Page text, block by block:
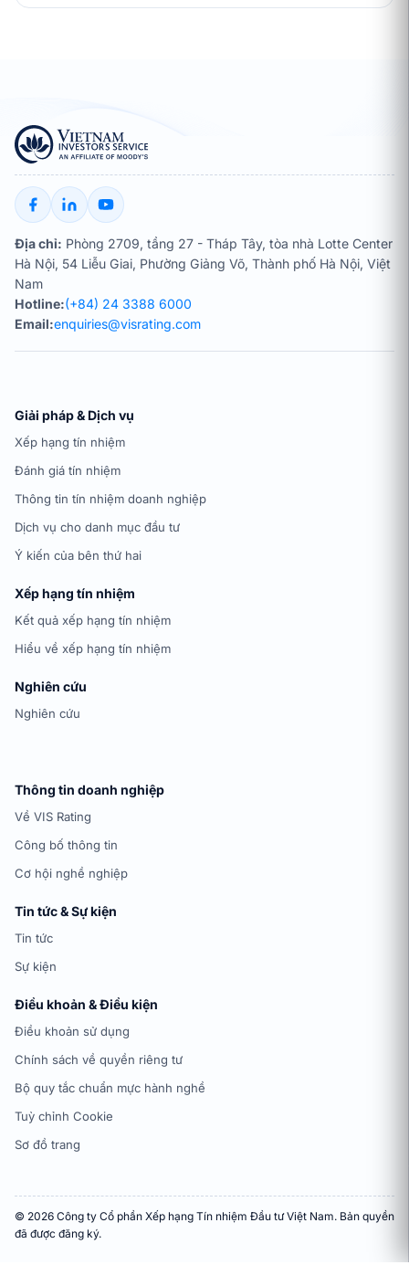
Địa chỉ: Phòng 2709, tầng 27 - Tháp Tây, tòa nhà Lotte Center
Hà Nội, 54 Liễu Giai, Phường Giảng Võ, Thành phố Hà Nội, Việt
Nam
Hotline:(+84) 24 3388 6000
Email:enquiries@visrating.com
Giải pháp & Dịch vụ
Xếp hạng tín nhiệm
Đánh giá tín nhiệm
Thông tin tín nhiệm doanh nghiệp
Dịch vụ cho danh mục đầu tư
Ý kiến của bên thứ hai
Xếp hạng tín nhiệm
Kết quả xếp hạng tín nhiệm
Hiểu về xếp hạng tín nhiệm
Nghiên cứu
Nghiên cứu
Thông tin doanh nghiệp
Về VIS Rating
Công bố thông tin
Cơ hội nghề nghiệp
Tin tức & Sự kiện
Tin tức
Sự kiện
Điều khoản & Điều kiện
Điều khoản sử dụng
Chính sách về quyền riêng tư
Bộ quy tắc chuẩn mực hành nghề
Tuỳ chỉnh Cookie
Sơ đồ trang
© 2026 Công ty Cổ phần Xếp hạng Tín nhiệm Đầu tư Việt Nam. Bản quyền
đã được đăng ký.